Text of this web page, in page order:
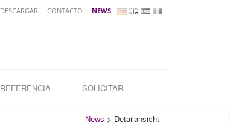
DESCARGAR CONTACTO NEWS
REFERENCIA SOLICITAR
News > Detailansicht